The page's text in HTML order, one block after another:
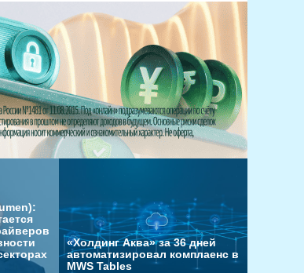
«Холдинг Аква» за 36 дней
автоматизировал комплаенс в
MWS Tables